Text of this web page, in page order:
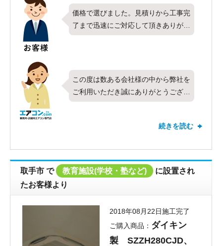
価格で選びました。見積りから工事完
了まで迅速にご対応して頂きありがと
うございました。
この度は数ある会社様の中から弊社を
ご利用いただき誠にありがとうござい
ます。今回は日立製の業務用エアコ
ていただきました。迅速かつ丁寧な対
また利用したい、と多くのお客様に
思っていただけるようこれからも努め
軽にご連絡いただければと思います。
またのご利用、心からお待ち申し上げ
ております。
続きを読む
取手市 で 教育施設(学校・塾など)
に設置され
たお客様より
2018年08月22日施工完了
ご購入商品： ダイキン
製 SZZH280CJD、